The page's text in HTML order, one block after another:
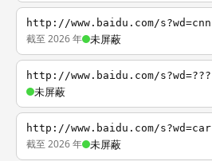
http://www.baidu.com/s?wd=cnn
截至 2026 年 未屏蔽
http://www.baidu.com/s?wd=???
未屏蔽
http://www.baidu.com/s?wd=car
截至 2026 年 未屏蔽